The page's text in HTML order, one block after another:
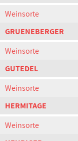
Weinsorte
GRUENEBERGER
Weinsorte
GUTEDEL
Weinsorte
HERMITAGE
Weinsorte